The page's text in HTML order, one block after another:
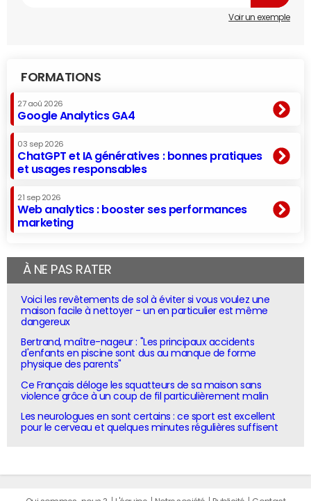
Voir un exemple
FORMATIONS
27 aoû 2026
Google Analytics GA4
03 sep 2026
ChatGPT et IA génératives : bonnes pratiques
et usages responsables
21 sep 2026
Web analytics : booster ses performances
marketing
À NE PAS RATER
Voici les revêtements de sol à éviter si vous voulez une
maison facile à nettoyer - un en particulier est même
dangereux
Bertrand, maître-nageur : "Les principaux accidents
d'enfants en piscine sont dus au manque de forme
physique des parents"
Ce Français déloge les squatteurs de sa maison sans
violence grâce à un coup de fil particulièrement malin
Les neurologues en sont certains : ce sport est excellent
pour le cerveau et quelques minutes régulières suffisent